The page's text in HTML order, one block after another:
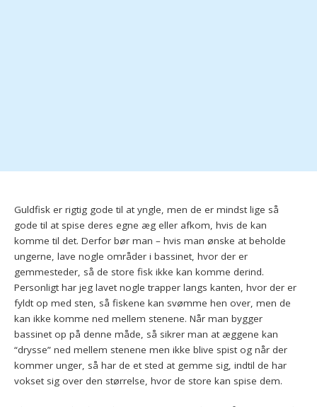
Guldfisk er rigtig gode til at yngle, men de er mindst lige så
gode til at spise deres egne æg eller afkom, hvis de kan
komme til det. Derfor bør man – hvis man ønske at beholde
ungerne, lave nogle områder i bassinet, hvor der er
gemmesteder, så de store fisk ikke kan komme derind.
Personligt har jeg lavet nogle trapper langs kanten, hvor der er
fyldt op med sten, så fiskene kan svømme hen over, men de
kan ikke komme ned mellem stenene. Når man bygger
bassinet op på denne måde, så sikrer man at æggene kan
“drysse” ned mellem stenene men ikke blive spist og når der
kommer unger, så har de et sted at gemme sig, indtil de har
vokset sig over den størrelse, hvor de store kan spise dem.